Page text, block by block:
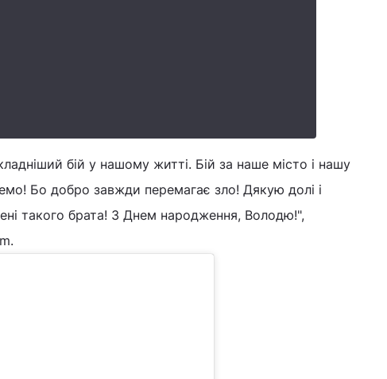
бій у нашому житті. Бій за наше місто і нашу
Бо добро завжди перемагає зло! Дякую долі і
такого брата! З Днем народження, Володю!",